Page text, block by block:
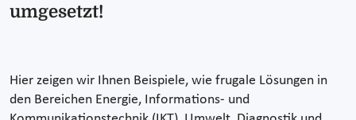
umgesetzt!
Hier zeigen wir Ihnen Beispiele, wie frugale Lösungen in
den Bereichen Energie, Informations- und